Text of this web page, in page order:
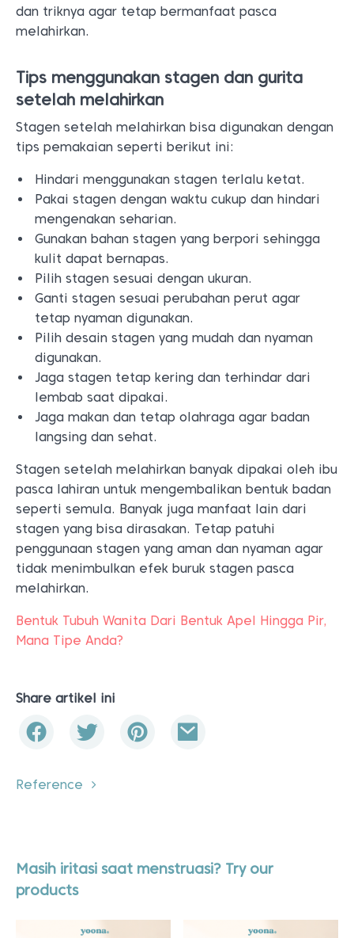
dan triknya agar tetap bermanfaat pasca
melahirkan.
Tips menggunakan stagen dan gurita
setelah melahirkan
Stagen setelah melahirkan bisa digunakan dengan
tips pemakaian seperti berikut ini:
Hindari menggunakan stagen terlalu ketat.
Pakai stagen dengan waktu cukup dan hindari
mengenakan seharian.
Gunakan bahan stagen yang berpori sehingga
kulit dapat bernapas.
Pilih stagen sesuai dengan ukuran.
Ganti stagen sesuai perubahan perut agar
tetap nyaman digunakan.
Pilih desain stagen yang mudah dan nyaman
digunakan.
Jaga stagen tetap kering dan terhindar dari
lembab saat dipakai.
Jaga makan dan tetap olahraga agar badan
langsing dan sehat.
Stagen setelah melahirkan banyak dipakai oleh ibu
pasca lahiran untuk mengembalikan bentuk badan
seperti semula. Banyak juga manfaat lain dari
stagen yang bisa dirasakan. Tetap patuhi
penggunaan stagen yang aman dan nyaman agar
tidak menimbulkan efek buruk stagen pasca
melahirkan.
Bentuk Tubuh Wanita Dari Bentuk Apel Hingga Pir,
Mana Tipe Anda?
Share artikel ini
Reference
Masih iritasi saat menstruasi? Try our
products